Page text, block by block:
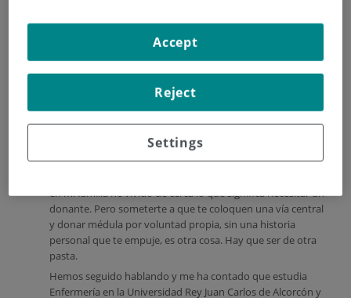
necesitaba. Sin
No he podido
entiendo, en
en mi familia he vivido de cerca lo que significa necesitar un
donante. Pero someterte a que te coloquen una vía central
y donar médula por voluntad propia, sin una historia
personal que te empuje, es otra cosa. Hay que ser de otra
pasta.
Hemos seguido hablando y me ha contado que estudia
Enfermería en la Universidad Rey Juan Carlos de Alcorcón y
Settings
Reject
Accept